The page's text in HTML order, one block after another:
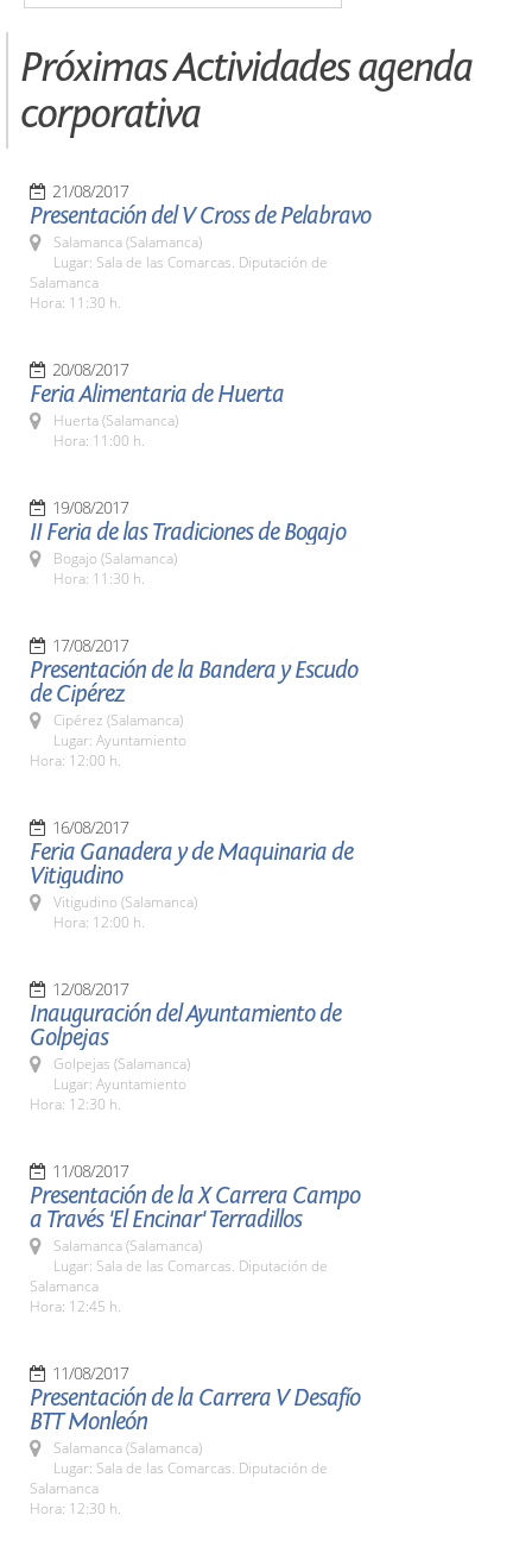
Próximas Actividades agenda
corporativa
21/08/2017
Presentación del V Cross de Pelabravo
Salamanca (Salamanca)
Lugar: Sala de las Comarcas. Diputación de
Salamanca
Hora: 11:30 h.
20/08/2017
Feria Alimentaria de Huerta
Huerta (Salamanca)
Hora: 11:00 h.
19/08/2017
II Feria de las Tradiciones de Bogajo
Bogajo (Salamanca)
Hora: 11:30 h.
17/08/2017
Presentación de la Bandera y Escudo
de Cipérez
Cipérez (Salamanca)
Lugar: Ayuntamiento
Hora: 12:00 h.
16/08/2017
Feria Ganadera y de Maquinaria de
Vitigudino
Vitigudino (Salamanca)
Hora: 12:00 h.
12/08/2017
Inauguración del Ayuntamiento de
Golpejas
Golpejas (Salamanca)
Lugar: Ayuntamiento
Hora: 12:30 h.
11/08/2017
Presentación de la X Carrera Campo
a Través 'El Encinar' Terradillos
Salamanca (Salamanca)
Lugar: Sala de las Comarcas. Diputación de
Salamanca
Hora: 12:45 h.
11/08/2017
Presentación de la Carrera V Desafío
BTT Monleón
Salamanca (Salamanca)
Lugar: Sala de las Comarcas. Diputación de
Salamanca
Hora: 12:30 h.